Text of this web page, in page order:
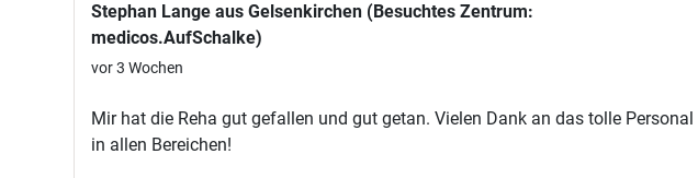
Stephan Lange aus Gelsenkirchen (Besuchtes Zentrum:
medicos.AufSchalke)
vor 3 Wochen
Mir hat die Reha gut gefallen und gut getan. Vielen Dank an das tolle Personal
in allen Bereichen!